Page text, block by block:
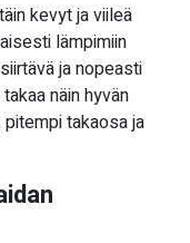
kevyt ja viileä
lämpimiin
ja nopeasti
näin hyvän
takaosa ja